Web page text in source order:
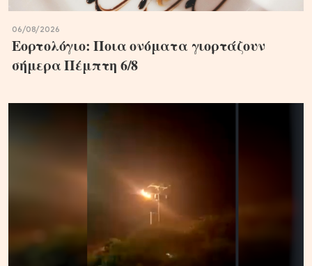
06/08/2026
Εορτολόγιο: Ποια ονόματα γιορτάζουν
σήμερα Πέμπτη 6/8